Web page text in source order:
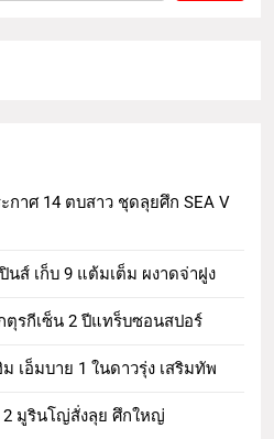
กาศ 14 ตบสาว ชุดลุยศึก SEA V
ส์ เก็บ 9 แต้มเต็ม ผงาดจ่าฝูง
ตุรกีเซ็น 2 ปีแทร็บซอนสปอร์
เอ็มบาย 1 ในดาวรุ่ง เสริมทัพ
มูรินโญ่สั่งลุย ศึกใหญ่